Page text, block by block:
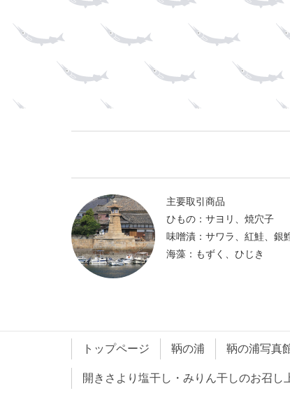
主要取引商品
ひもの：サヨリ、焼穴子
味噌漬：サワラ、紅鮭、銀
海藻：もずく、ひじき
トップページ 鞆の浦 鞆の浦写真
開きさより塩干し・みりん干しのお召し